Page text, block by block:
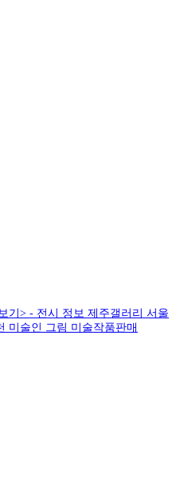
기> - 전시 정보 제주갤러리 서울
미술인 그림 미술작품판매